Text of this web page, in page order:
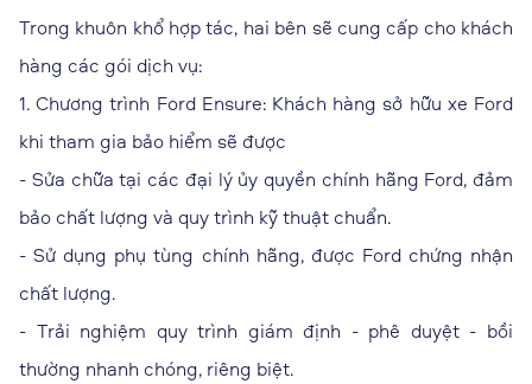
Trong khuôn khổ hợp tác, hai bên sẽ cung cấp cho khách
hàng các gói dịch vụ:
1. Chương trình Ford Ensure: Khách hàng sở hữu xe Ford
khi tham gia bảo hiểm sẽ được
- Sửa chữa tại các đại lý ủy quyền chính hãng Ford, đảm
bảo chất lượng và quy trình kỹ thuật chuẩn.
- Sử dụng phụ tùng chính hãng, được Ford chứng nhận
chất lượng.
- Trải nghiệm quy trình giám định - phê duyệt - bồi
thường nhanh chóng, riêng biệt.